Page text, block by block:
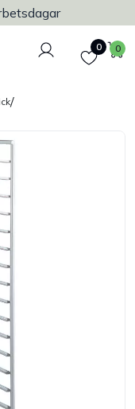
Logga in
Favoriter
0 0
/